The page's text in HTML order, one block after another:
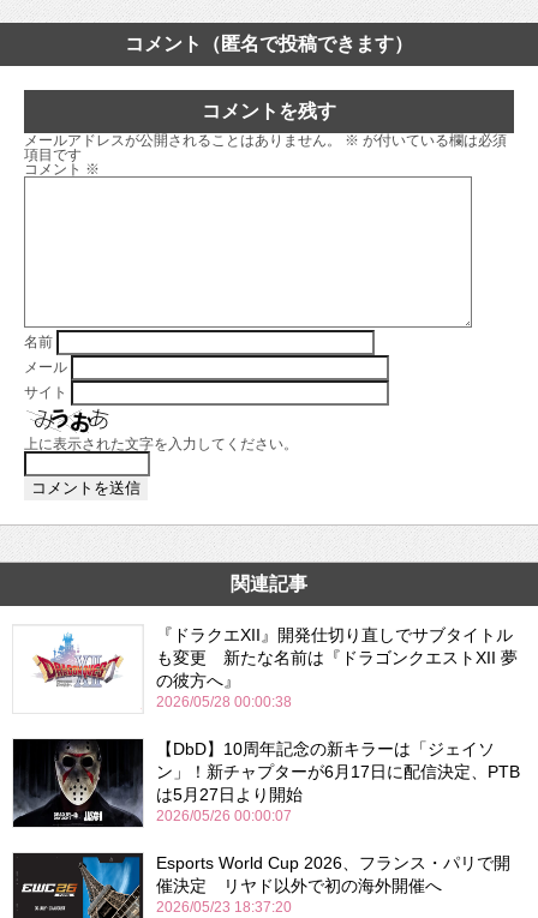
コメント（匿名で投稿できます）
コメントを残す
メールアドレスが公開されることはありません。 ※ が付いている欄は必須
項目です
コメント ※
名前
メール
サイト
上に表示された文字を入力してください。
関連記事
『ドラクエXII』開発仕切り直しでサブタイトル
も変更 新たな名前は『ドラゴンクエストXII 夢
の彼方へ』
2026/05/28 00:00:38
【DbD】10周年記念の新キラーは「ジェイソ
ン」！新チャプターが6月17日に配信決定、PTB
は5月27日より開始
2026/05/26 00:00:07
Esports World Cup 2026、フランス・パリで開
催決定 リヤド以外で初の海外開催へ
2026/05/23 18:37:20